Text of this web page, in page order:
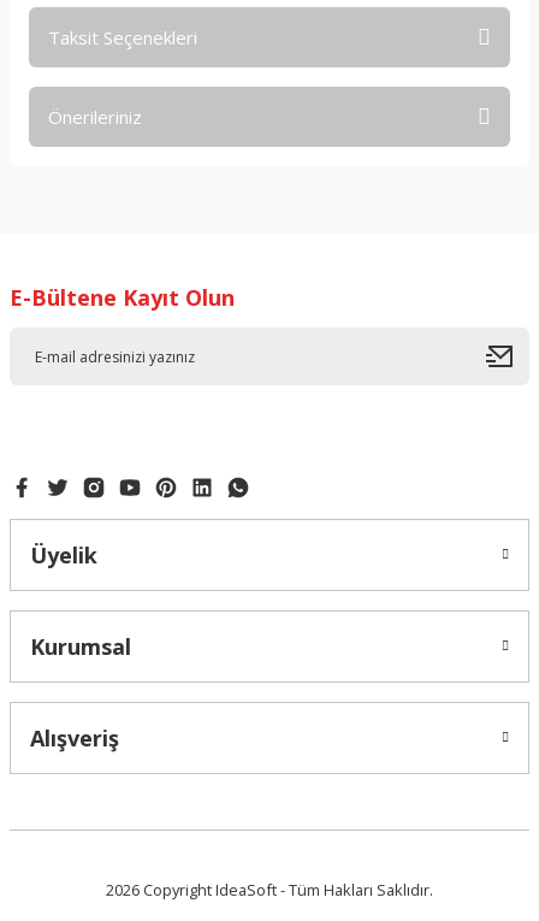
Taksit Seçenekleri
Önerileriniz
Ürün resmi kalitesiz, bozuk veya görüntülenemiyor.
E-Bültene Kayıt Olun
Üyelik
Kurumsal
Alışveriş
2026 Copyright IdeaSoft - Tüm Hakları Saklıdır.